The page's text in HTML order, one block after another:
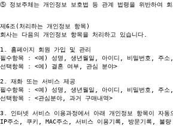
⑤ 정보주체는 개인정보 보호법 등 관계 법령을 위반하여
제6조(처리하는 개인정보 항목)
회사는 다음의 개인정보 항목을 처리하고 있습니다.
1. 홈페이지 회원 가입 및 관리
필수항목 : <예) 성명, 생년월일, 아이디, 비밀번호, 주소
선택항목 : <예) 결혼 여부, 관심 분야>
2. 재화 또는 서비스 제공
필수항목 : <예) 성명, 생년월일, 아이디, 비밀번호, 주소,
선택항목 : <관심분야, 과거 구매내역>
3. 인터넷 서비스 이용과정에서 아래 개인정보 항목이 자
IP주소, 쿠키, MAC주소, 서비스 이용기록, 방문기록, 불량